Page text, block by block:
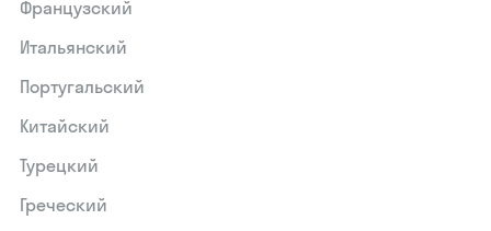
Французский
Итальянский
Португальский
Китайский
Турецкий
Греческий